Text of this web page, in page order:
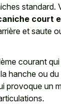
standard.
court
et saute
courant
hanche ou
provoque un